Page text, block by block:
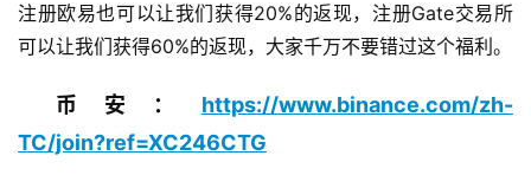
注册欧易也可以让我们获得20%的返现，注册Gate交易所
可以让我们获得60%的返现，大家千万不要错过这个福利。
币安： https://www.binance.com/zh-
TC/join?ref=XC246CTG